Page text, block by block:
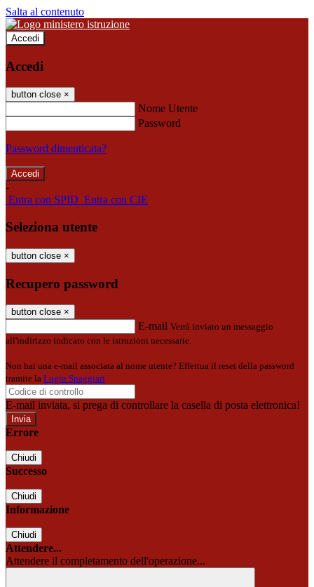
Salta al contenuto
Accedi
Accedi
button close ×
Nome Utente
Password
Password dimenticata?
-
Entra con SPID Entra con CIE
Seleziona utente
button close ×
Recupero password
button close ×
E-mail Verrà inviato un messaggio
all'indirizzo indicato con le istruzioni necessarie.
Non hai una e-mail associata al nome utente? Effettua il reset della password
tramite la Login Spaggiari
E-mail inviata, si prega di controllare la casella di posta elettronica!
Errore
Chiudi
Successo
Chiudi
Informazione
Chiudi
Attendere...
Attendere il completamento dell'operazione...